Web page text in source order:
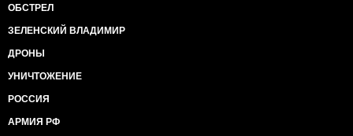
ОБСТРЕЛ
ЗЕЛЕНСКИЙ ВЛАДИМИР
ДРОНЫ
УНИЧТОЖЕНИЕ
РОССИЯ
АРМИЯ РФ